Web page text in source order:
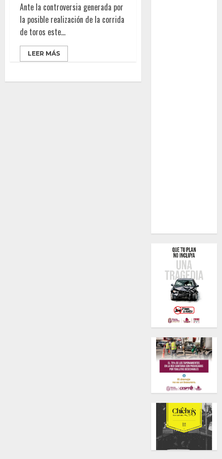
Ante la controversia generada por
la posible realización de la corrida
de toros este...
LEER MÁS